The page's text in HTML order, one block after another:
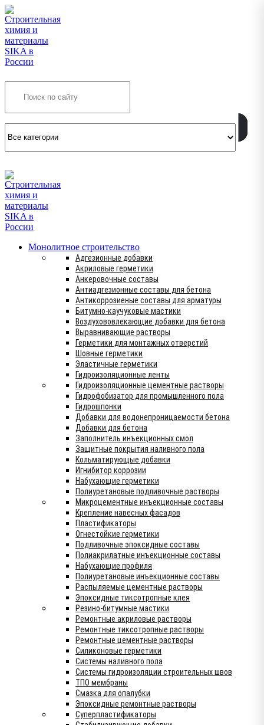
Монолитное строительство
Адгезионные добавки
Акриловые герметики
Анкеровочные составы
Антиадгезионные составы для бетона
Антикоррозиеные составы для арматуры
Битумно-каучуковые мастики
Воздухововлекающие добавки для бетона
Выравнивающие растворы
Герметики для монтажных отверстий
Шовные герметики
Эластичные герметики
Гидроизоляционные ленты
Гидроизоляционные цементные растворы
Гидрофобизатор для промышленного пола
Гидрошпонки
Добавки для водонепроницаемости бетона
Добавки для бетона
Заполнитель инъекционных смол
Защитные покрытия наливного пола
Кольматирующые добавки
Игнибитор коррозии
Набухающие герметики
Полиуретановые подливочные растворы
Микроцементные инъекционные составы
Крепление навесных фасадов
Пластификаторы
Огнестойкие герметики
Подливочные эпоксидные составы
Полиакрилатные инъекционные составы
Набухающие профиля
Полиуретановые инъекционные составы
Распыляемые цементные растворы
Эпоксидные тиксотропные клея
Резино-битумные мастики
Ремонтные акриловые растворы
Ремонтные тиксотропные растворы
Ремонтные цементные растворы
Силиконовые герметики
Системы наливного пола
Системы гидроизоляции строительных швов
ТПО мембраны
Смазка для опалубки
Эпоксидные ремонтные растворы
Суперпластификаторы